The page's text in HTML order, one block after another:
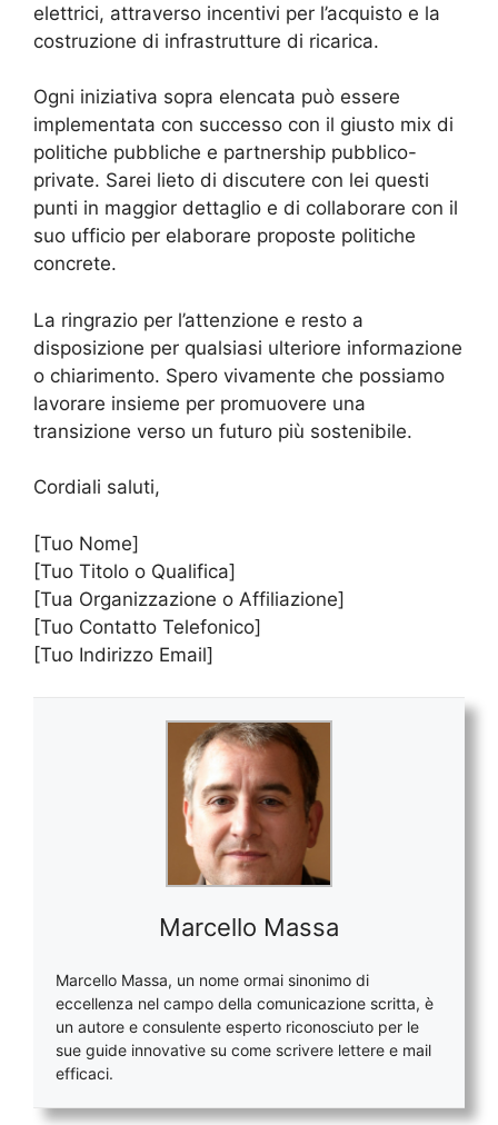
elettrici, attraverso incentivi per l’acquisto e la
costruzione di infrastrutture di ricarica.
Ogni iniziativa sopra elencata può essere
implementata con successo con il giusto mix di
politiche pubbliche e partnership pubblico-
private. Sarei lieto di discutere con lei questi
punti in maggior dettaglio e di collaborare con il
suo ufficio per elaborare proposte politiche
concrete.
La ringrazio per l’attenzione e resto a
disposizione per qualsiasi ulteriore informazione
o chiarimento. Spero vivamente che possiamo
lavorare insieme per promuovere una
transizione verso un futuro più sostenibile.
Cordiali saluti,
[Tuo Nome]
[Tuo Titolo o Qualifica]
[Tua Organizzazione o Affiliazione]
[Tuo Contatto Telefonico]
[Tuo Indirizzo Email]
Marcello Massa
Marcello Massa, un nome ormai sinonimo di
eccellenza nel campo della comunicazione scritta, è
un autore e consulente esperto riconosciuto per le
sue guide innovative su come scrivere lettere e mail
efficaci.